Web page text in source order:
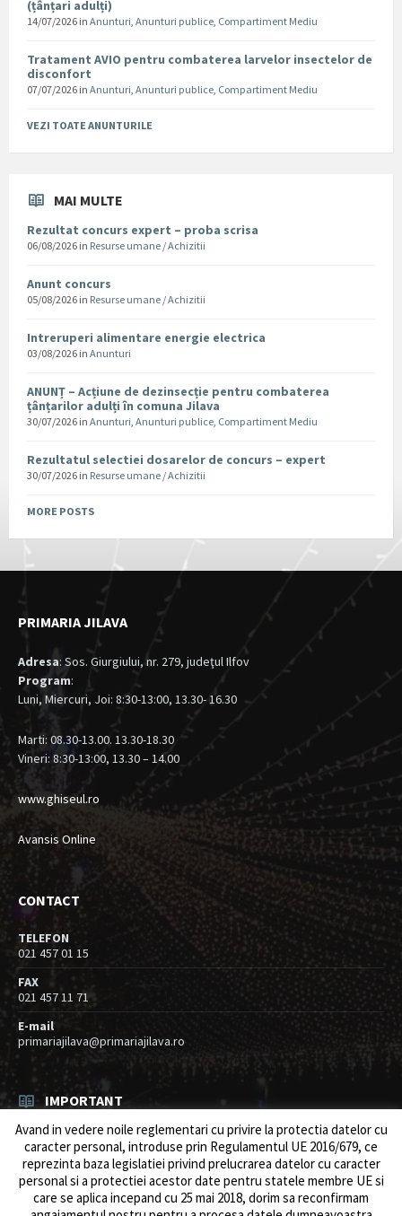
(țânțari adulți)
14/07/2026 in Anunturi, Anunturi publice, Compartiment Mediu
Tratament AVIO pentru combaterea larvelor insectelor de
disconfort
07/07/2026 in Anunturi, Anunturi publice, Compartiment Mediu
VEZI TOATE ANUNTURILE
MAI MULTE
Rezultat concurs expert – proba scrisa
06/08/2026 in Resurse umane / Achizitii
Anunt concurs
05/08/2026 in Resurse umane / Achizitii
Intreruperi alimentare energie electrica
03/08/2026 in Anunturi
ANUNȚ – Acțiune de dezinsecție pentru combaterea
țânțarilor adulți în comuna Jilava
30/07/2026 in Anunturi, Anunturi publice, Compartiment Mediu
Rezultatul selectiei dosarelor de concurs – expert
30/07/2026 in Resurse umane / Achizitii
MORE POSTS
PRIMARIA JILAVA
Adresa: Sos. Giurgiului, nr. 279, judeţul Ilfov
Program:
Luni, Miercuri, Joi: 8:30-13:00, 13.30- 16.30
Marti: 08.30-13.00. 13.30-18.30
Vineri: 8:30-13:00, 13.30 – 14.00
www.ghiseul.ro
Avansis Online
CONTACT
TELEFON
021 457 01 15
FAX
021 457 11 71
E-mail
primariajilava@primariajilava.ro
IMPORTANT
Rezultat concurs expert – proba scrisa
06/08/2026 inResurse umane / Achizitii
Anunt concurs
05/08/2026 Resurse umane / Achizitii
Avand in vedere noile reglementari cu privire la protectia datelor cu
caracter personal, introduse prin Regulamentul UE 2016/679, ce
reprezinta baza legislatiei privind prelucrarea datelor cu caracter
personal si a protectiei acestor date pentru statele membre UE si
care se aplica incepand cu 25 mai 2018, dorim sa reconfirmam